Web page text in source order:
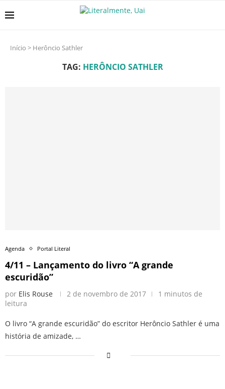
Início > Herôncio Sathler
TAG: HERÔNCIO SATHLER
Agenda Portal Literal
4/11 – Lançamento do livro “A grande
escuridão”
por Elis Rouse 2 de novembro de 2017
1 minutos de
leitura
O livro “A grande escuridão” do escritor Herôncio Sathler é uma
história de amizade, …